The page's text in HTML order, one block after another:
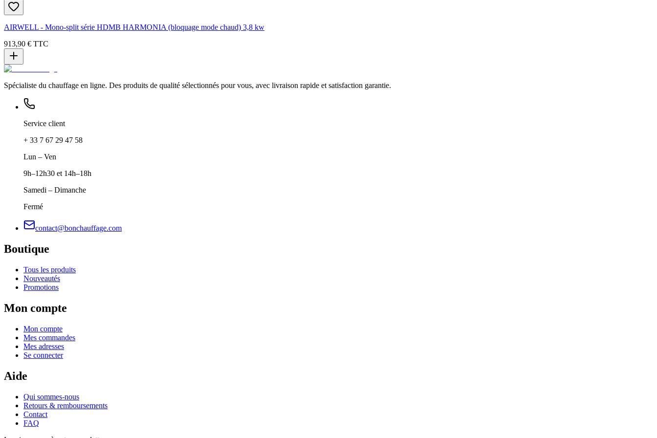
AIRWELL - Mono-split série HDMB HARMONIA (bloquage mode chaud) 3,8 kw
913,90 € TTC
Spécialiste du chauffage en ligne. Des produits de qualité sélectionnés pour vous, avec livraison rapide et satisfaction garantie.
Service client
+ 33 7 67 29 47 58
Lun – Ven
9h–12h30 et 14h–18h
Samedi – Dimanche
Fermé
contact@bonchauffage.com
Boutique
Tous les produits
Nouveautés
Promotions
Mon compte
Mon compte
Mes commandes
Mes adresses
Se connecter
Aide
Qui sommes-nous
Retours & remboursements
Contact
FAQ